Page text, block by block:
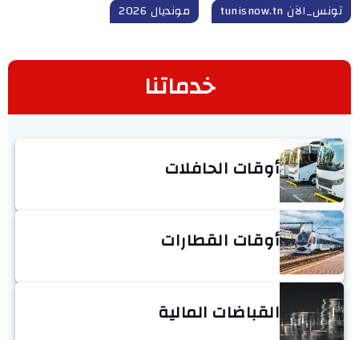
تونس_الآن tunisnow.tn
مونديال 2026
خدماتنا
أوقات الحافلات
أوقات القطارات
القباضات المالية